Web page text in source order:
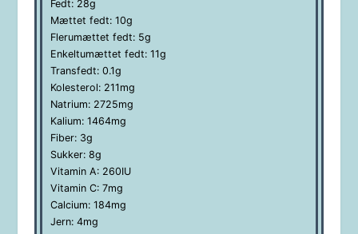
Fedt: 28g
Mættet fedt: 10g
Flerumættet fedt: 5g
Enkeltumættet fedt: 11g
Transfedt: 0.1g
Kolesterol: 211mg
Natrium: 2725mg
Kalium: 1464mg
Fiber: 3g
Sukker: 8g
Vitamin A: 260IU
Vitamin C: 7mg
Calcium: 184mg
Jern: 4mg